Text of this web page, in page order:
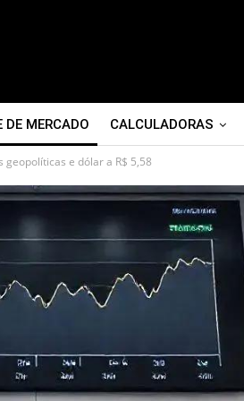
DE MERCADO CALCULADORAS
geopolíticas e dólar a R$ 5,58